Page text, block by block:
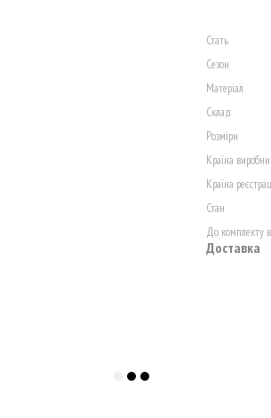
Стать
Сезон
Матеріал
Склад
Розміри
Країна
Країна
Стан
До комплекту
Доставка